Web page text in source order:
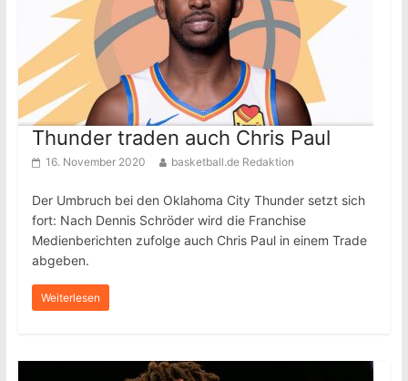
Thunder traden auch Chris Paul
16. November 2020 basketball.de Redaktion
Der Umbruch bei den Oklahoma City Thunder setzt sich
fort: Nach Dennis Schröder wird die Franchise
Medienberichten zufolge auch Chris Paul in einem Trade
abgeben.
Weiterlesen